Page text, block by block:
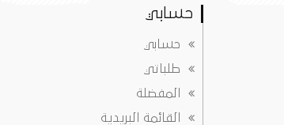
حسابي
حسابي
طلباتي
المفضلة
القائمة البريدية